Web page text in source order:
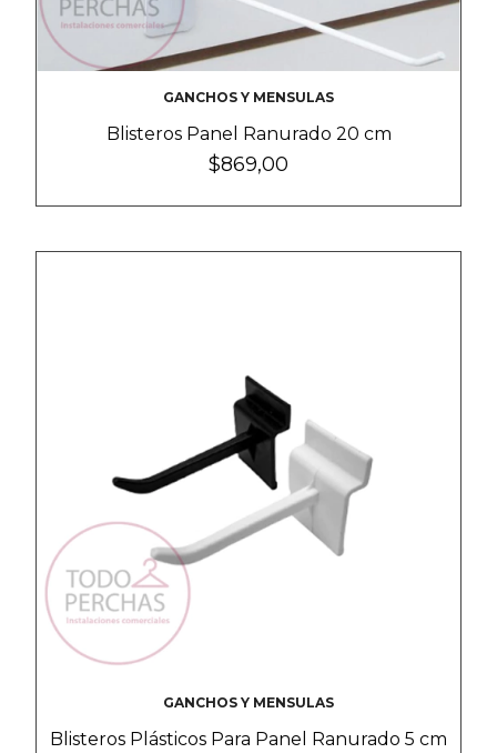
GANCHOS Y MENSULAS
Blisteros Panel Ranurado 20 cm
$869,00
GANCHOS Y MENSULAS
Blisteros Plásticos Para Panel Ranurado 5 cm